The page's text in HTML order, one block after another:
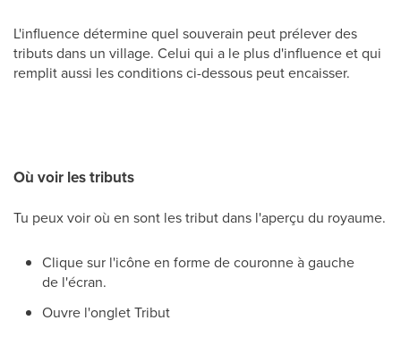
L'influence détermine quel souverain peut prélever des
tributs dans un village. Celui qui a le plus d'influence et qui
remplit aussi les conditions ci-dessous peut encaisser.
Où voir les tributs
Tu peux voir où en sont les tribut dans l'aperçu du royaume.
Clique sur l'icône en forme de couronne à gauche
de l'écran.
Ouvre l'onglet Tribut